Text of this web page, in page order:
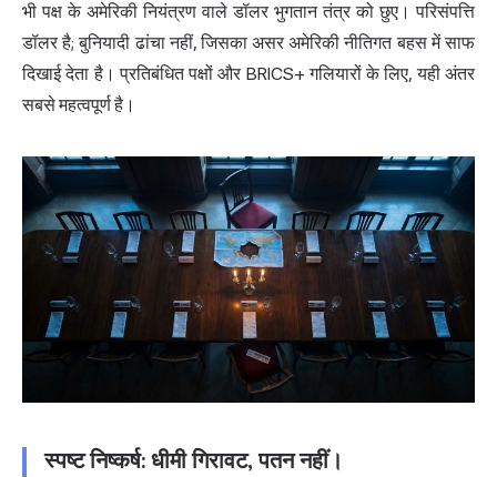
भी पक्ष के अमेरिकी नियंत्रण वाले डॉलर भुगतान तंत्र को छुए। परिसंपत्ति
डॉलर है; बुनियादी ढांचा नहीं, जिसका असर अमेरिकी नीतिगत बहस में साफ
दिखाई देता है। प्रतिबंधित पक्षों और BRICS+ गलियारों के लिए, यही अंतर
सबसे महत्वपूर्ण है।
स्पष्ट निष्कर्ष: धीमी गिरावट, पतन नहीं।